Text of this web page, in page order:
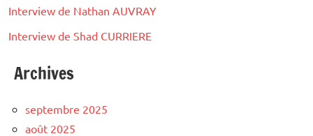
Interview de Nathan AUVRAY
Interview de Shad CURRIERE
Archives
septembre 2025
août 2025